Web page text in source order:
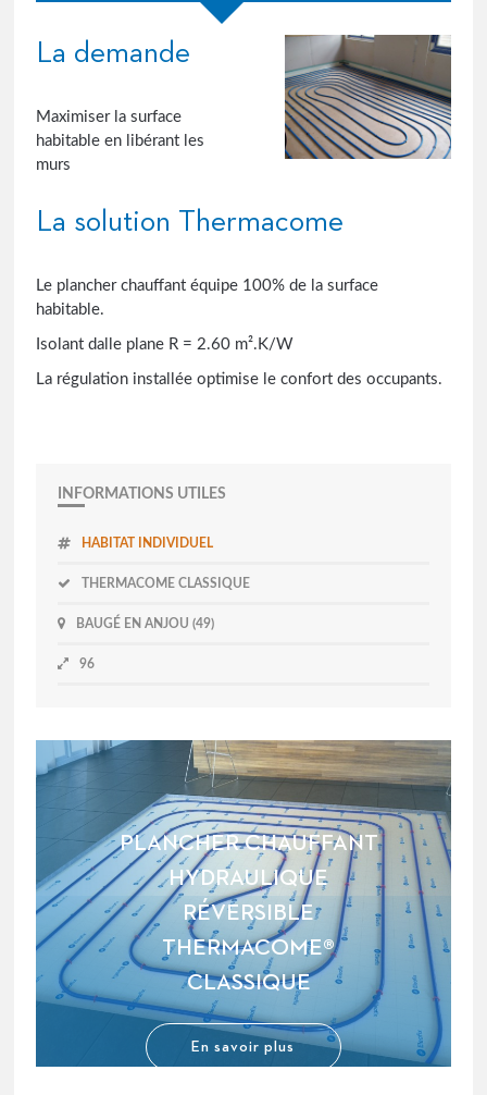
La demande
Maximiser la surface
habitable en libérant les
murs
La solution Thermacome
Le plancher chauffant équipe 100% de la surface
habitable.
Isolant dalle plane R = 2.60 m².K/W
La régulation installée optimise le confort des occupants.
INFORMATIONS UTILES
HABITAT INDIVIDUEL
THERMACOME CLASSIQUE
BAUGÉ EN ANJOU (49)
96
PLANCHER CHAUFFANT
HYDRAULIQUE
RÉVERSIBLE
THERMACOME®
CLASSIQUE
En savoir plus